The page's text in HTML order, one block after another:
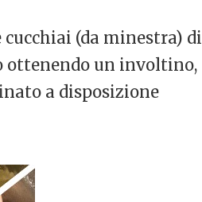
(da minestra) di
un involtino,
a disposizione